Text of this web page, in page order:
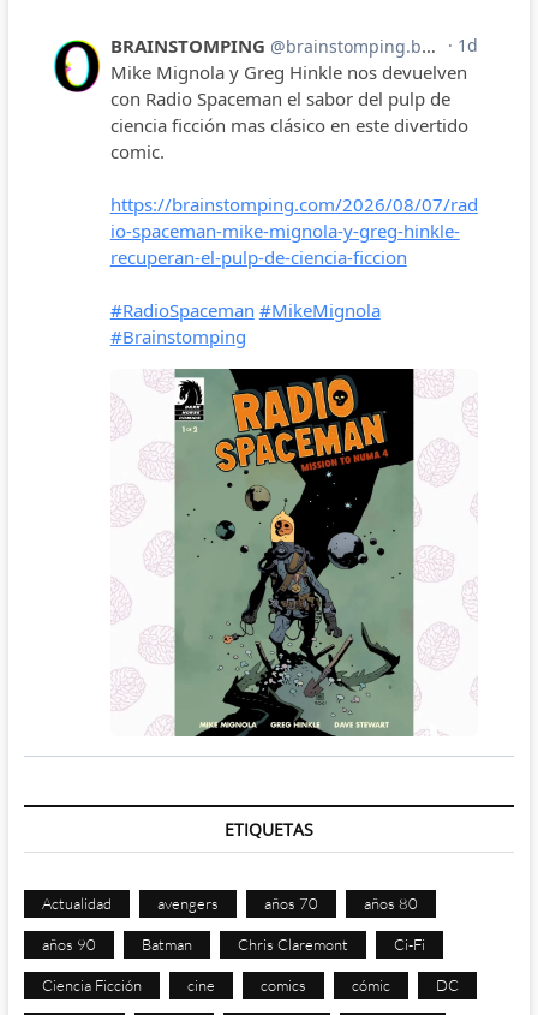
ETIQUETAS
Actualidad avengers años 70 años 80
años 90 Batman Chris Claremont Ci-Fi
Ciencia Ficción cine comics cómic DC